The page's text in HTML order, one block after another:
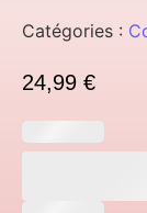
Catégories :
24,99 €